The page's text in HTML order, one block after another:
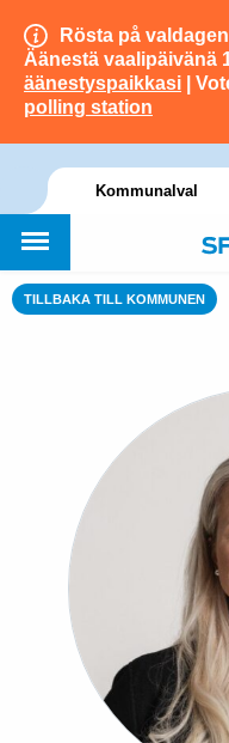
Rösta på
Äänestä vaalipäivänä
äänestyspaikkasi |
polling station
Kommunalval
TILLBAKA TILL KOMMUNEN